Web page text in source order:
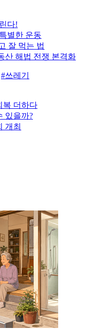
다!
별한 운동
잘 먹는 법
산 해법 전쟁 본격화
#쓰레기
복 더하다
있을까?
개최